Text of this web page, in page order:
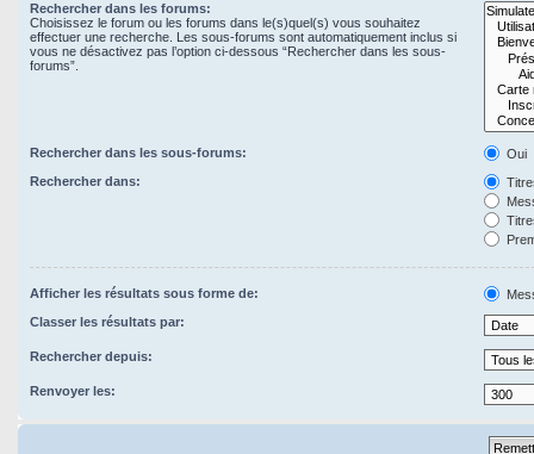
Rechercher dans les forums:
Choisissez le forum ou les forums dans le(s)quel(s) vous souhaitez
effectuer une recherche. Les sous-forums sont automatiquement inclus si
vous ne désactivez pas l’option ci-dessous “Rechercher dans les sous-
forums”.
Rechercher dans les sous-forums:
Oui
Rechercher dans:
Afficher les résultats sous forme de:
Classer les résultats par:
Rechercher depuis:
Renvoyer les: